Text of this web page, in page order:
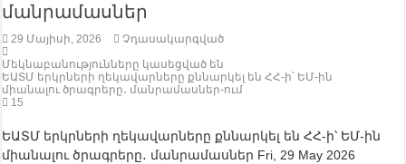
մանրամասներ
29 Մայիսի, 2026
Չդասակարգված
Մեկնաբանությունները կասեցված են
ԵԱՏՄ երկրների ղեկավարները քննարկել են ՀՀ-ի՝ ԵՄ-ին
միանալու ծրագրերը․ մանրամասներ-ում
15
ԵԱՏՄ երկրների ղեկավարները քննարկել են ՀՀ-ի՝ ԵՄ-ին
միանալու ծրագրերը․ մանրամասներ Fri, 29 May 2026